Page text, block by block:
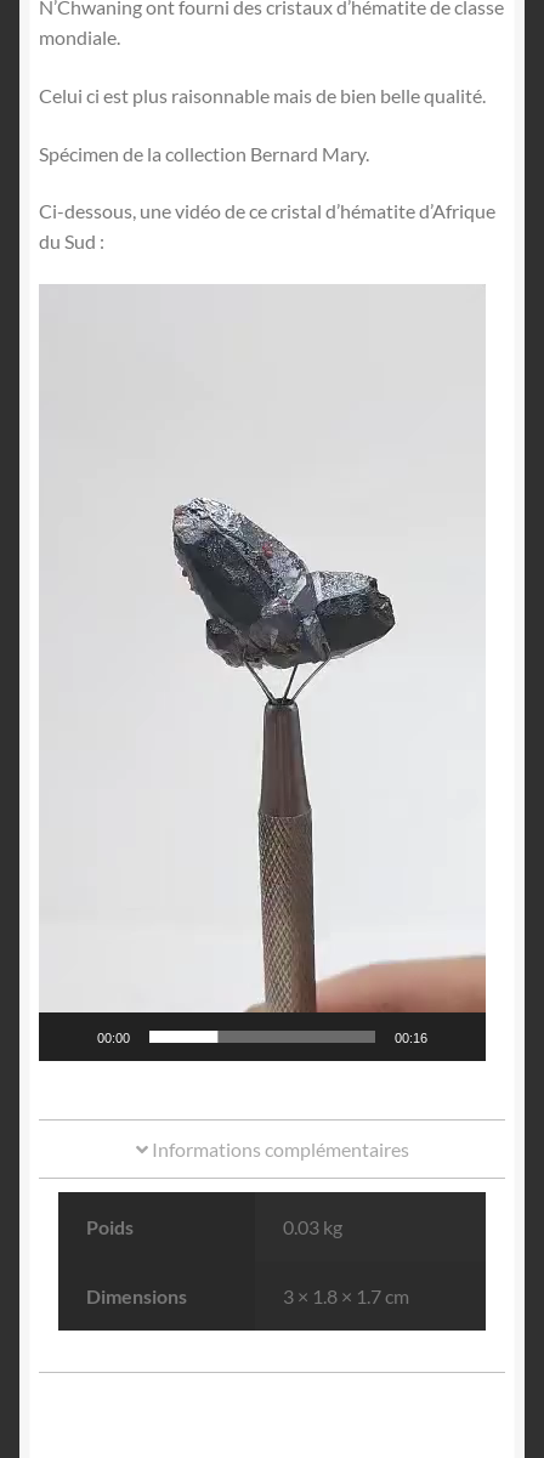
N’Chwaning ont fourni des cristaux d’hématite de classe
mondiale.
Celui ci est plus raisonnable mais de bien belle qualité.
Spécimen de la collection Bernard Mary.
Ci-dessous, une vidéo de ce cristal d’hématite d’Afrique
du Sud :
00:00 00:16
Informations complémentaires
Poids 0.03 kg
Dimensions 3 × 1.8 × 1.7 cm